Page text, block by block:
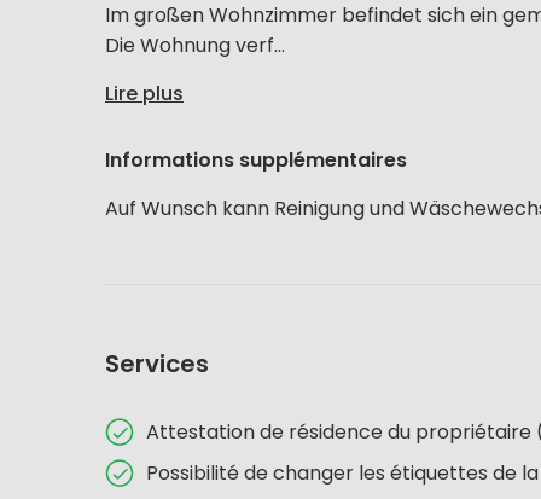
Im großen Wohnzimmer befindet sich ein
Die Wohnung verf...
Lire plus
Informations supplémentaires
Auf Wunsch kann Reinigung und
Services
Attestation de résidence du
Possibilité de changer les étiquettes de